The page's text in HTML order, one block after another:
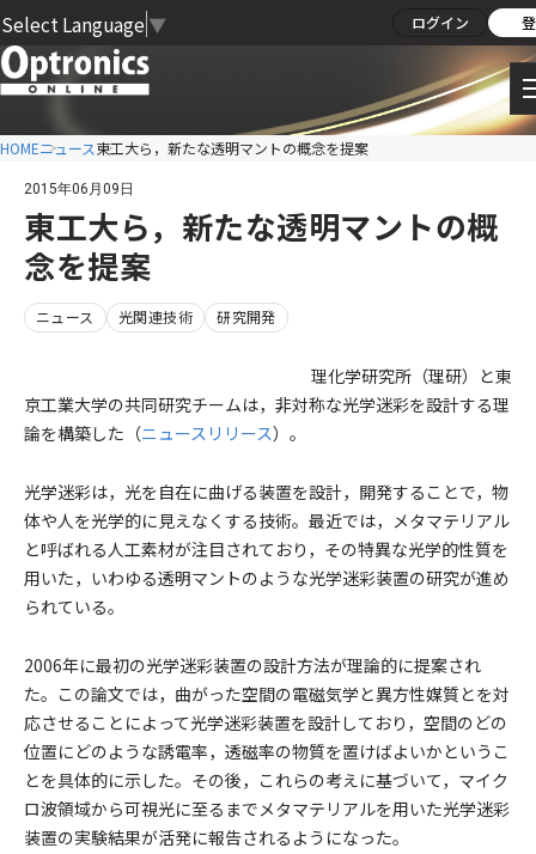
Select Language ▼ ログイン
HOMEニュース東工大ら，新たな透明マントの概念を提案
2015年06月09日
東工大ら，新たな透明マントの概
念を提案
ニュース 光関連技術 研究開発
理化学研究所（理研）と東
京工業大学の共同研究チームは，非対称な光学迷彩を設計する理
論を構築した（ニュースリリース）。
光学迷彩は，光を自在に曲げる装置を設計，開発することで，物
体や人を光学的に見えなくする技術。最近では，メタマテリアル
と呼ばれる人工素材が注目されており，その特異な光学的性質を
用いた，いわゆる透明マントのような光学迷彩装置の研究が進め
られている。
2006年に最初の光学迷彩装置の設計方法が理論的に提案され
た。この論文では，曲がった空間の電磁気学と異方性媒質とを対
応させることによって光学迷彩装置を設計しており，空間のどの
位置にどのような誘電率，透磁率の物質を置けばよいかというこ
とを具体的に示した。その後，これらの考えに基づいて，マイク
ロ波領域から可視光に至るまでメタマテリアルを用いた光学迷彩
装置の実験結果が活発に報告されるようになった。